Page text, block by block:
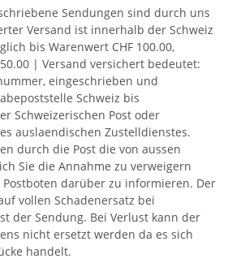
Sendungen sind durch uns
Versand ist innerhalb der Schweiz
bis Warenwert CHF 100.00,
| Versand versichert bedeutet:
eingeschrieben und
Schweiz bis
Schweizerischen Post oder
auslaendischen Zustelldienstes.
durch die Post die von aussen
Sie die Annahme zu verweigern
darüber zu informieren. Der
vollen Schadenersatz bei
der Sendung. Bei Verlust kann der
nicht ersetzt werden da es sich
handelt.